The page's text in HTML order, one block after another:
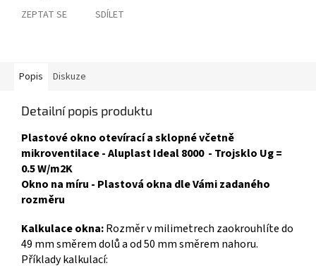
ZEPTAT SE SDÍLET
Popis Diskuze
Detailní popis produktu
Plastové okno otevírací a sklopné včetně
mikroventilace - Aluplast Ideal 8000 - Trojsklo Ug =
0.5 W/m2K
Okno na míru - Plastová okna dle Vámi zadaného
rozměru
Kalkulace okna:Rozměr v milimetrech zaokrouhlíte do
49 mm směrem dolů a od 50 mm směrem nahoru.
Příklady kalkulací: